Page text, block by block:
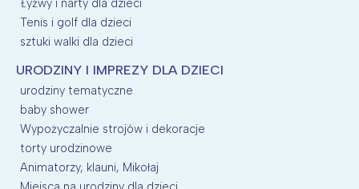
Łyżwy i narty dla dzieci
Tenis i golf dla dzieci
sztuki walki dla dzieci
URODZINY I IMPREZY DLA DZIECI
urodziny tematyczne
baby shower
Wypożyczalnie strojów i dekoracje
torty urodzinowe
Animatorzy, klauni, Mikołaj